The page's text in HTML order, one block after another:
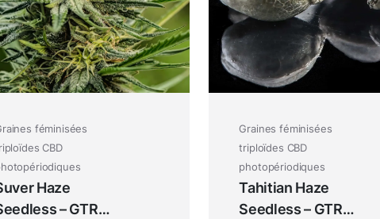
féminisées
CBD
Haze
– GTR
Graines féminisées
triploïdes CBD
photopériodiques
Tahitian Haze
Seedless – GTR